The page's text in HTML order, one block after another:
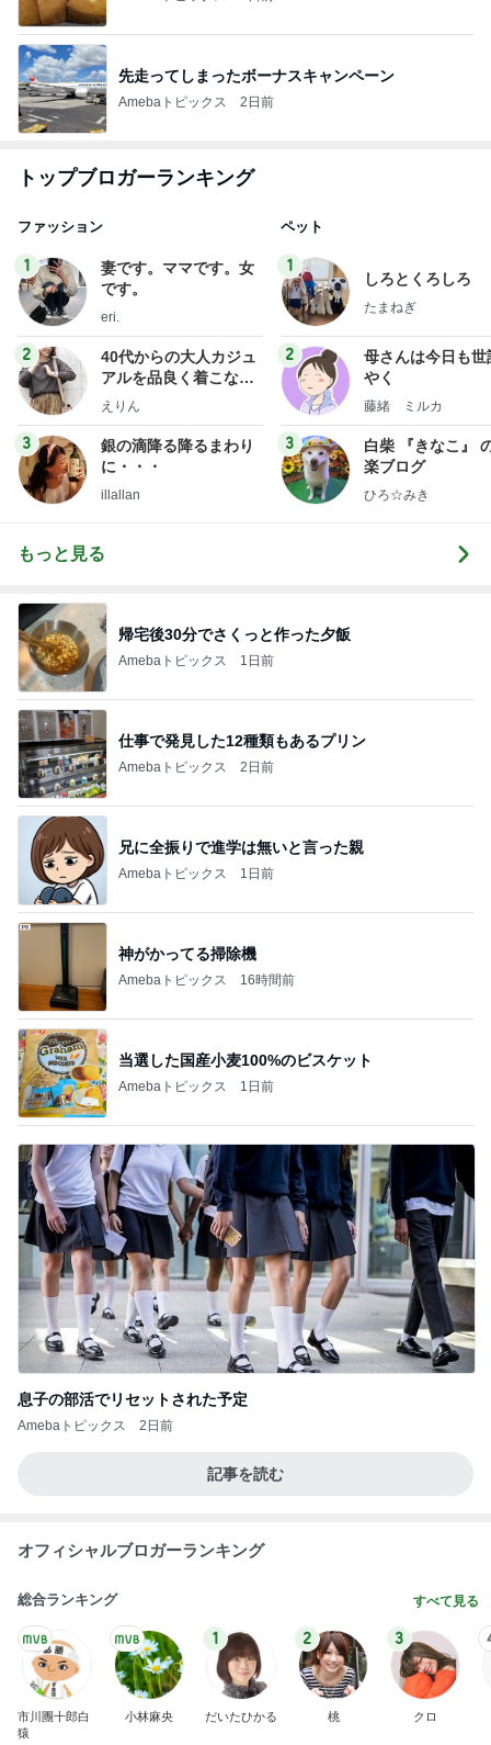
先走ってしまったボーナスキャンペーン
Amebaトピックス 2日前
トップブロガーランキング
ファッション
1
妻です。ママです。女
です。
eri.
2
40代からの大人カジュ
アルを品良く着こなす
ファッションブログ
えりん
3
銀の滴降る降るまわり
に・・・
illallan
ペット
1
しろとくろしろ
たまねぎ
2
母さんは今日も世
やく
藤緒 ミルカ
3
白柴 『きなこ』
楽ブログ
ひろ☆みき
もっと見る
帰宅後30分でさくっと作った夕飯
Amebaトピックス 1日前
仕事で発見した12種類もあるプリン
Amebaトピックス 2日前
兄に全振りで進学は無いと言った親
Amebaトピックス 1日前
神がかってる掃除機
Amebaトピックス 16時間前
当選した国産小麦100%のビスケット
Amebaトピックス 1日前
息子の部活でリセットされた予定
Amebaトピックス 2日前
記事を読む
オフィシャルブロガーランキング
総合ランキング すべて見る
市川團十郎白
猿
小林麻央
1
だいたひかる
2
桃
3
クロ